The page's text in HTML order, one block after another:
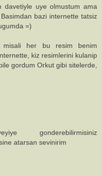
davetiyle uye olmustum ama
bazi internette tatsiz
=)
misali her bu resim benim
kiz resimlerini kulanip
gordum Orkut gibi sitelerde,
gonderebilirmisiniz
atarsan sevinirim